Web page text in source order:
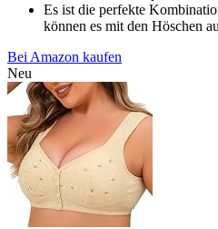
Es ist die perfekte
können es mit den Höschen
Bei Amazon kaufen
Neu